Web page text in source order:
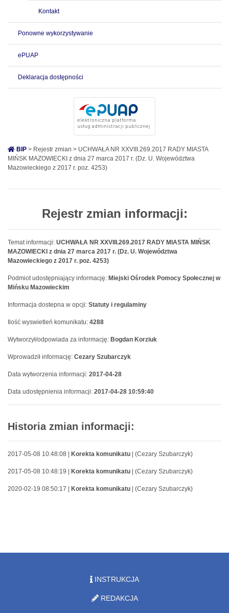
Kontakt
Ponowne wykorzystywanie
ePUAP
Deklaracja dostępności
BIP > Rejestr zmian > UCHWAŁA NR XXVIII.269.2017 RADY MIASTA
MIŃSK MAZOWIECKI z dnia 27 marca 2017 r. (Dz. U. Województwa
Mazowieckiego z 2017 r. poz. 4253)
Rejestr zmian informacji:
Temat informacji: UCHWAŁA NR XXVIII.269.2017 RADY MIASTA MIŃSK
MAZOWIECKI z dnia 27 marca 2017 r. (Dz. U. Województwa
Mazowieckiego z 2017 r. poz. 4253)
Podmiot udostępniający informację: Miejski Ośrodek Pomocy Społecznej w
Mińsku Mazowieckim
Informacja dostepna w opcji: Statuty i regulaminy
Ilość wyswietleń komunikatu: 4288
Wytworzył/odpowiada za informację: Bogdan Korziuk
Wprowadził informację: Cezary Szubarczyk
Data wytworzenia informacji: 2017-04-28
Data udostępnienia informacji: 2017-04-28 10:59:40
Historia zmian informacji:
2017-05-08 10:48:08 | Korekta komunikatu | (Cezary Szubarczyk)
2017-05-08 10:48:19 | Korekta komunikatu | (Cezary Szubarczyk)
2020-02-19 08:50:17 | Korekta komunikatu | (Cezary Szubarczyk)
INSTRUKCJA
REDAKCJA